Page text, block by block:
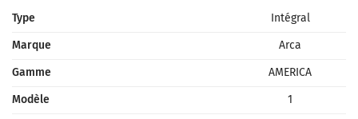
Type
Intégral
Marque
Arca
Gamme
AMERICA
Modèle
1